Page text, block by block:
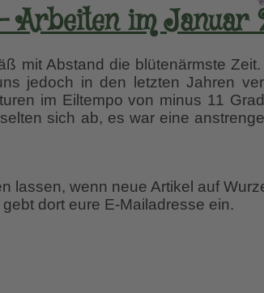
Arbeiten im Januar
mit Abstand die blütenärmste
jedoch in den letzten Jahren
im Eiltempo von minus 11
sich ab, es war eine
lassen, wenn neue Artikel auf
gebt dort eure E-Mailadresse ein.